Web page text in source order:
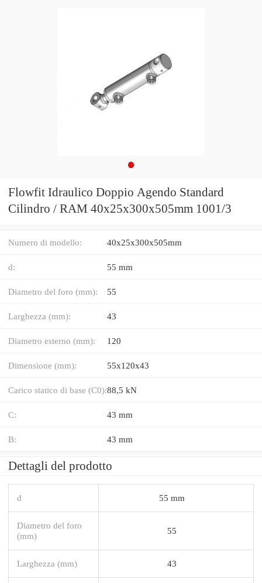
Flowfit Idraulico Doppio Agendo Standard
Cilindro / RAM 40x25x300x505mm 1001/3
Numero di modello: 40x25x300x505mm
d: 55 mm
Diametro del foro (mm): 55
Larghezza (mm): 43
Diametro esterno (mm): 120
Dimensione (mm): 55x120x43
Carico statico di base (C0):88,5 kN
C: 43 mm
B: 43 mm
Dettagli del prodotto
d 55 mm
Diametro del foro
(mm)
55
Larghezza (mm) 43